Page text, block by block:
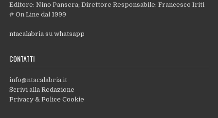
Editore: Nino Pansera; Direttore Responsabile: Francesco Iriti
# On Line dal 1999
ntacalabria su whatsapp
CONTATTI
info@ntacalabria.it
Scrivi alla Redazione
Privacy & Police Cookie